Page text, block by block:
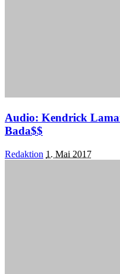
Audio: Kendrick
Bada$$
Posted
Redaktion 1. Mai 2017